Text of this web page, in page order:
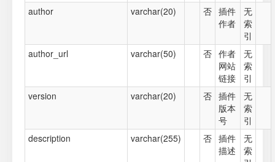
author varchar(20) 否 插件
作者
无
索
引
author_url
varchar(50) 否 作者
网站
链接
无
索
引
version
varchar(20) 否 插件
版本
号
无
索
引
description
varchar(255) 否 插件
描述
无
索